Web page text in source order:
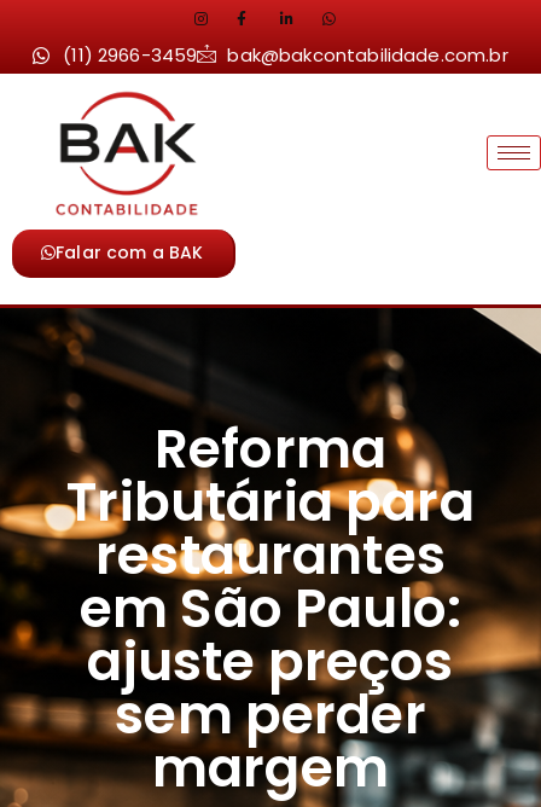
(11) 2966-3459 bak@bakcontabilidade.com.br
Falar com a BAK
Reforma
Tributária para
restaurantes
em São Paulo:
ajuste preços
sem perder
margem